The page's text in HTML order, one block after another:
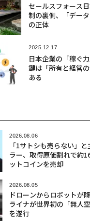
セールスフォース
制の裏側、「データ
の正体
2025.12.17
日本企業の「稼ぐ
鍵は「所有と経営
ある
2026.08.06
「1サトシも売らない」
ラー、取得原価割れで約
ットコインを売却
2026.08.05
ドローンからロボットが
ライナが世界初の「無人空
を遂行